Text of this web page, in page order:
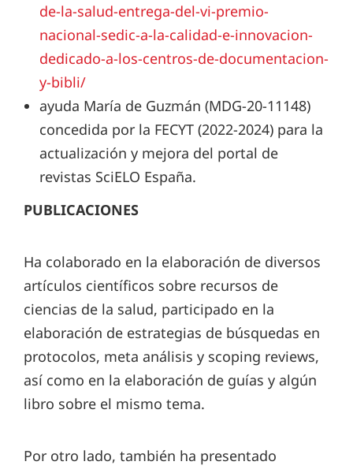
de-la-salud-entrega-del-vi-premio-
nacional-sedic-a-la-calidad-e-innovacion-
dedicado-a-los-centros-de-documentacion-
y-bibli/
ayuda María de Guzmán (MDG-20-11148)
concedida por la FECYT (2022-2024) para la
actualización y mejora del portal de
revistas SciELO España.
PUBLICACIONES
Ha colaborado en la elaboración de diversos
artículos científicos sobre recursos de
ciencias de la salud, participado en la
elaboración de estrategias de búsquedas en
protocolos, meta análisis y scoping reviews,
así como en la elaboración de guías y algún
libro sobre el mismo tema.
Por otro lado, también ha presentado